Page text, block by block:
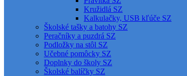
Kružidlá SZ
Kalkulačky, USB kľúče SZ
Školské tašky a batohy SZ
Peračníky a puzdrá SZ
Podložky na stôl SZ
Učebné pomôcky SZ
Doplnky do školy SZ
Školské balíčky SZ